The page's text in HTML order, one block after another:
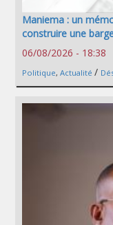
Maniema : un
construire une
06/08/2026 - 18:38
Politique, Actualité /